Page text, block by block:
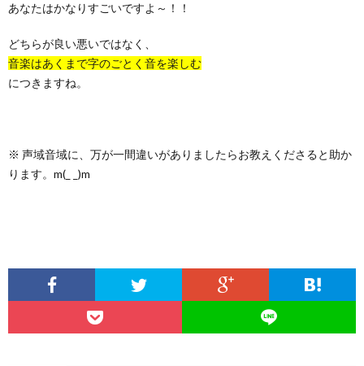
あなたはかなりすごいですよ～！！
どちらが良い悪いではなく、
音楽はあくまで字のごとく音を楽しむ
につきますね。
※ 声域音域に、万が一間違いがありましたらお教えくださると助か
ります。m(_ _)m